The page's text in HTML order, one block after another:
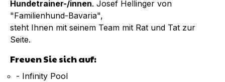
Hundetrainer-/innen. Josef Hellinger von
"Familienhund-Bavaria",
steht Ihnen mit seinem Team mit Rat und Tat zur
Seite.
Freuen Sie sich auf:
- Infinity Pool